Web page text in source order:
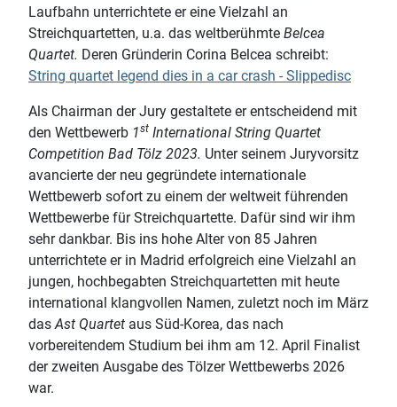
Laufbahn unterrichtete er eine Vielzahl an
Streichquartetten, u.a. das weltberühmte Belcea
Quartet. Deren Gründerin Corina Belcea schreibt:
String quartet legend dies in a car crash - Slippedisc
Als Chairman der Jury gestaltete er entscheidend mit
den Wettbewerb 1st International String Quartet
Competition Bad Tölz 2023. Unter seinem Juryvorsitz
avancierte der neu gegründete internationale
Wettbewerb sofort zu einem der weltweit führenden
Wettbewerbe für Streichquartette. Dafür sind wir ihm
sehr dankbar. Bis ins hohe Alter von 85 Jahren
unterrichtete er in Madrid erfolgreich eine Vielzahl an
jungen, hochbegabten Streichquartetten mit heute
international klangvollen Namen, zuletzt noch im März
dasAst Quartet aus Süd-Korea, das nach
vorbereitendem Studium bei ihm am 12. April Finalist
der zweiten Ausgabe des Tölzer Wettbewerbs 2026
war.